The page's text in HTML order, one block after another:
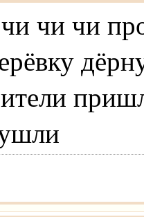
чи чи